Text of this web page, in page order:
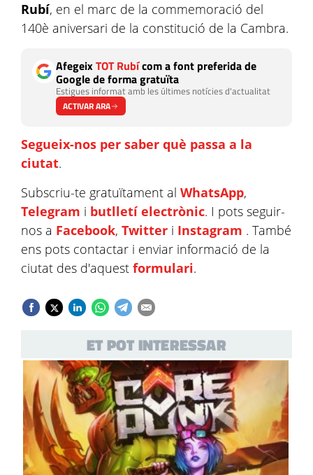
Rubí, en el marc de la commemoració del
140è aniversari de la constitució de la Cambra.
AfegeixTOT Rubícom a font preferida de
Google de forma gratuïta
Estigues informat amb les últimes notícies d'actualitat
ACTIVAR ARA
Segueix-nos per saber què passa a la
ciutat.
Subscriu-te gratuïtament al WhatsApp,
Telegram i butlletí electrònic. I pots seguir-
nos a Facebook, Twitter i Instagram . També
ens pots contactar i enviar informació de la
ciutat des d'aquest formulari.
ET POT INTERESSAR